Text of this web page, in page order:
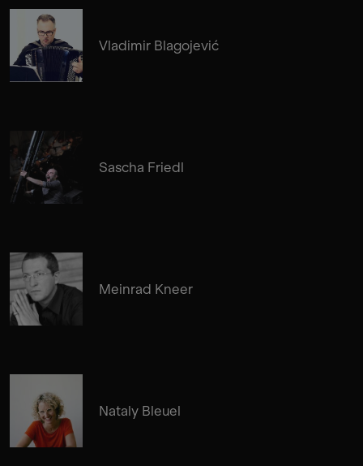
Vladimir Blagojević
Sascha Friedl
Meinrad Kneer
Nataly Bleuel